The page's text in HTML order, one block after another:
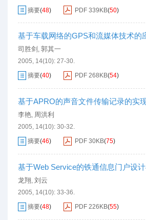
摘要(48) PDF 339KB(50)
基于车载网络的GPS和流媒体技术的
司胜剑 , 郭其一
2005, 14(10): 27-30.
摘要(40) PDF 268KB(54)
基于APRO的声音文件传输记录的实
李艳, 周洪利
2005, 14(10): 30-32.
摘要(46) PDF 30KB(75)
基于Web Service的铁通信息门户设
龙翔, 刘云
2005, 14(10): 33-36.
摘要(48) PDF 226KB(55)